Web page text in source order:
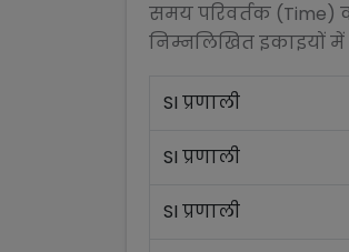
समय परिवर्तक (Time)
निम्नलिखित इकाइयों में
SI प्रणाली
SI प्रणाली
SI प्रणाली